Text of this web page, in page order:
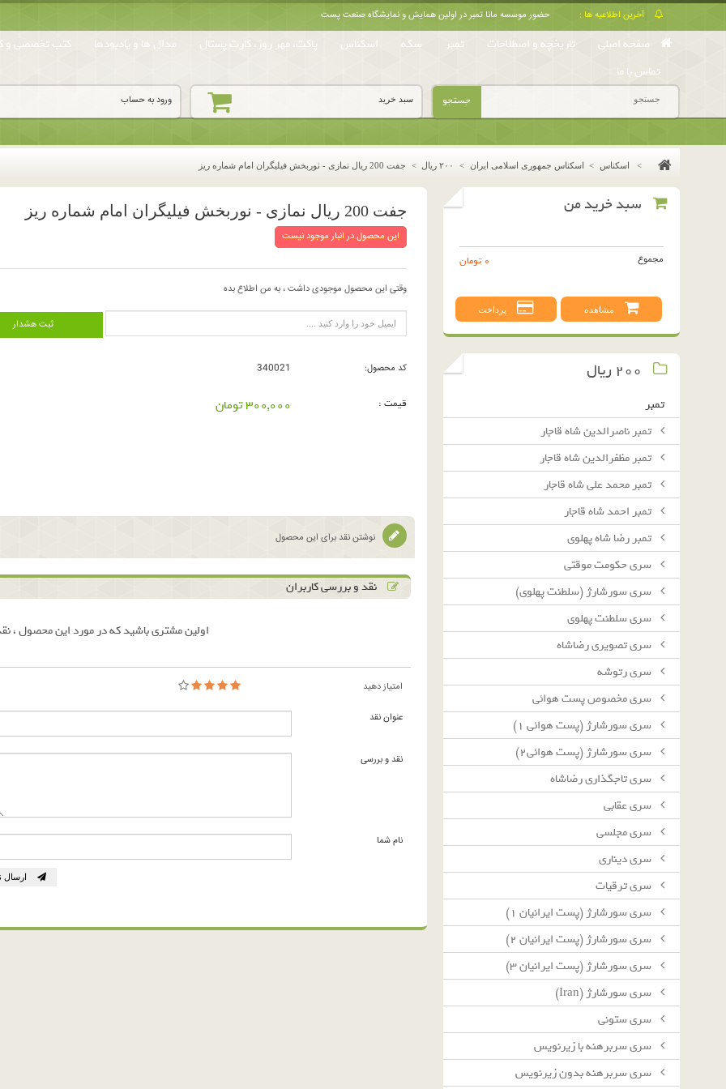
آخرین اطلاعیه ها : حضور موسسه مانا تمبر در اولین همایش و نمایشگاه صنعت پست
ورود به حساب سبد خرید جستجو
صفحه اصلی تاریخچه و اصطلاحات تمبر سکه اسکناس پاکت، مهر روز، کارت پستال مدال ها و یادبودها
کتب تخصصی و
تماس با ما
> اسکناس > اسکناس جمهوری اسلامی ایران > ٢٠٠ ريال > جفت 200 ریال نمازی - نوربخش فیلیگران امام شماره ریز
جفت 200 ریال نمازی - نوربخش فیلیگران امام شماره ریز
این محصول در انبار موجود نیست
وقتی این محصول موجودی داشت ، به من اطلاع بده
ثبت هشدار
کد محصول: 340021
قیمت : 300,000 تومان
نوشتن نقد برای این محصول
نقد و بررسی کاربران
اولین مشتری باشید که در مورد این محصول ،
امتیاز دهید
عنوان نقد
نقد و بررسی
نام شما
ارسال
سبد خرید من
0 تومان مجموع
پرداخت مشاهده
تمبر
تمبر ناصرالدین شاه قاجار
تمبر مظفرالدین شاه قاجار
تمبر محمد علی شاه قاجار
تمبر احمد شاه قاجار
تمبر رضا شاه پهلوی
سرى حكومت موقتى
سرى سورشارژ (سلطنت پهلوى)
سرى سلطنت پهلوى
سرى تصويرى رضاشاه
سرى رتوشه
سرى مخصوص پست هوائى
سرى سورشارژ (پست هوائى ١)
سرى سورشارژ (پست هوائى٢)
سرى تاجگذارى رضاشاه
سرى عقابى
سرى مجلسى
سرى دينارى
سرى ترقيات
سرى سورشارژ (پست ايرانيان ١)
سرى سورشارژ (پست ايرانيان ٢)
سرى سورشارژ (پست ايرانيان ٣)
سرى سورشارژ (Iran)
سرى ستونى
سرى سربرهنه با زيرنويس
سرى سربرهنه بدون زيرنويس